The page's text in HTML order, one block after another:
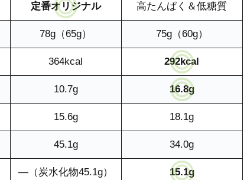
定番オリジナル 高たんぱく＆低糖質
78g（65g） 75g（60g）
364kcal 292kcal
10.7g 16.8g
15.6g 18.1g
45.1g 34.0g
―（炭水化物45.1g） 15.1g